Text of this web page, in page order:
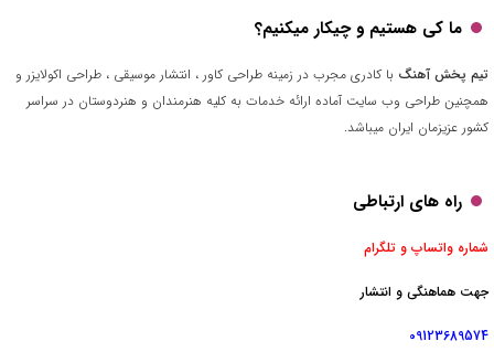
ما کی هستیم و چیکار میکنیم؟
تیم پخش آهنگ با کادری مجرب در زمینه طراحی کاور ، انتشار موسیقی ، طراحی اکولایزر و
همچنین طراحی وب سایت آماده ارائه خدمات به کلیه هنرمندان و هنردوستان در سراسر
کشور عزیزمان ایران میباشد.
راه های ارتباطی
شماره واتساپ و تلگرام
جهت هماهنگی و انتشار
09123689574